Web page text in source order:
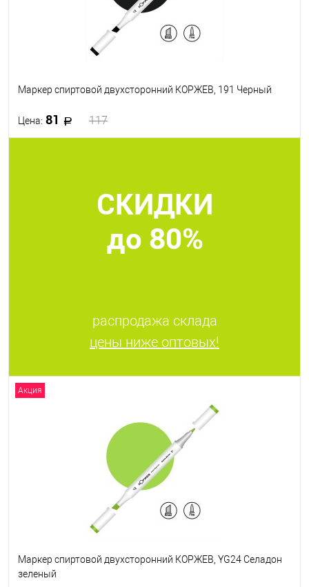
Маркер спиртовой двухсторонний КОРЖЕВ, 191 Черный
Цена: 81 117
В наличии
СКИДКИ
до 80%
распродажа склада
цены ниже оптовых!
Акция
Маркер спиртовой двухсторонний КОРЖЕВ, YG24 Селадон
зеленый